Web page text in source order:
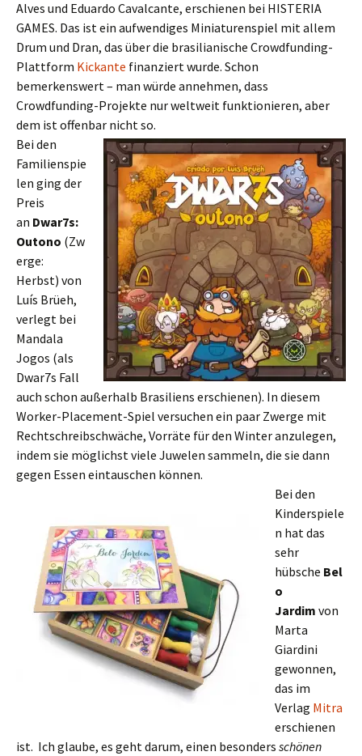
Alves und Eduardo Cavalcante, erschienen bei HISTERIA
GAMES. Das ist ein aufwendiges Miniaturenspiel mit allem
Drum und Dran, das über die brasilianische Crowdfunding-
Plattform Kickante finanziert wurde. Schon
bemerkenswert – man würde annehmen, dass
Crowdfunding-Projekte nur weltweit funktionieren, aber
dem ist offenbar nicht so.
Bei den
Familienspie
len ging der
Preis
an Dwar7s:
Outono (Zw
erge:
Herbst) von
Luís Brüeh,
verlegt bei
Mandala
Jogos (als
Dwar7s Fall
auch schon außerhalb Brasiliens erschienen). In diesem
Worker-Placement-Spiel versuchen ein paar Zwerge mit
Rechtschreibschwäche, Vorräte für den Winter anzulegen,
indem sie möglichst viele Juwelen sammeln, die sie dann
gegen Essen eintauschen können.
Bei den
Kinderspiele
n hat das
sehr
hübsche Bel
o
Jardim von
Marta
Giardini
gewonnen,
das im
Verlag Mitra
erschienen
ist. Ich glaube, es geht darum, einen besonders schönen